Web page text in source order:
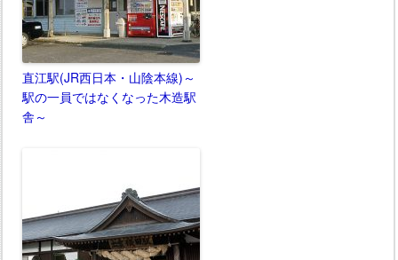
直江駅(JR西日本・山陰本線)～
駅の一員ではなくなった木造駅
舎～